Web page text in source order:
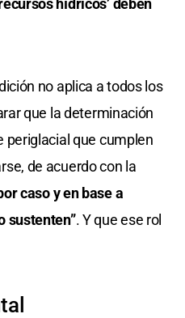
no aplica a todos los
que la determinación
periglacial que cumplen
de acuerdo con la
caso y en base a
sustenten”. Y que ese rol